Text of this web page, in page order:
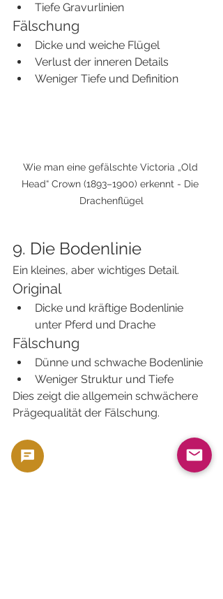
Tiefe Gravurlinien
Fälschung
Dicke und weiche Flügel
Verlust der inneren Details
Weniger Tiefe und Definition
Wie man eine gefälschte Victoria „Old
Head“ Crown (1893–1900) erkennt - Die
Drachenflügel
9. Die Bodenlinie
Ein kleines, aber wichtiges Detail.
Original
Dicke und kräftige Bodenlinie
unter Pferd und Drache
Fälschung
Dünne und schwache Bodenlinie
Weniger Struktur und Tiefe
Dies zeigt die allgemein schwächere
Prägequalität der Fälschung.